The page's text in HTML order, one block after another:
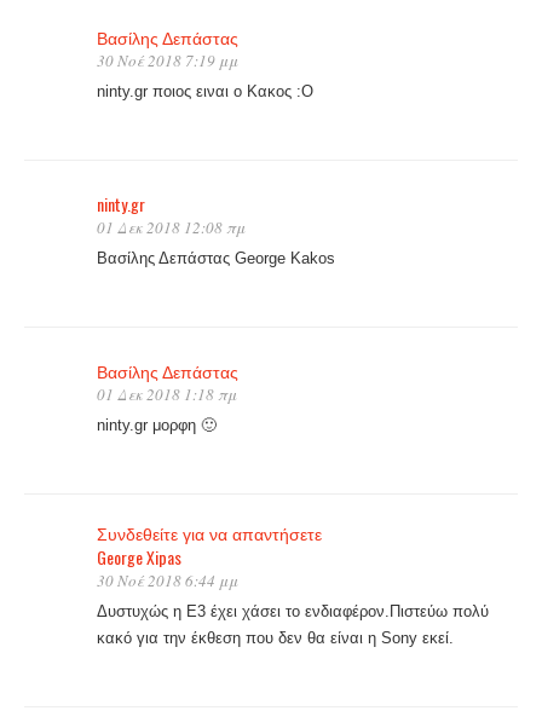
Βασίλης Δεπάστας
30 Νοέ 2018 7:19 μμ
ninty.gr ποιος ειναι ο Κακος :Ο
ninty.gr
01 Δεκ 2018 12:08 πμ
Βασίλης Δεπάστας George Kakos
Βασίλης Δεπάστας
01 Δεκ 2018 1:18 πμ
ninty.gr μορφη 🙂
Συνδεθείτε για να απαντήσετε
George Xipas
30 Νοέ 2018 6:44 μμ
Δυστυχώς η E3 έχει χάσει το ενδιαφέρον.Πιστεύω πολύ
κακό για την έκθεση που δεν θα είναι η Sony εκεί.